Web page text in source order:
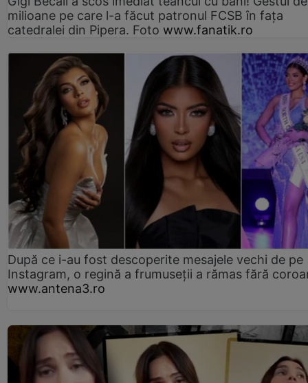
milioane pe care l-a făcut patronul FCSB în fața
catedralei din Pipera. Foto www.fanatik.ro
După ce i-au fost descoperite mesajele vechi de pe
Instagram, o regină a frumuseții a rămas fără
www.antena3.ro